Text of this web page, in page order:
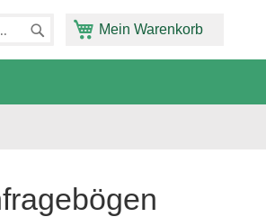
Mein Warenkorb